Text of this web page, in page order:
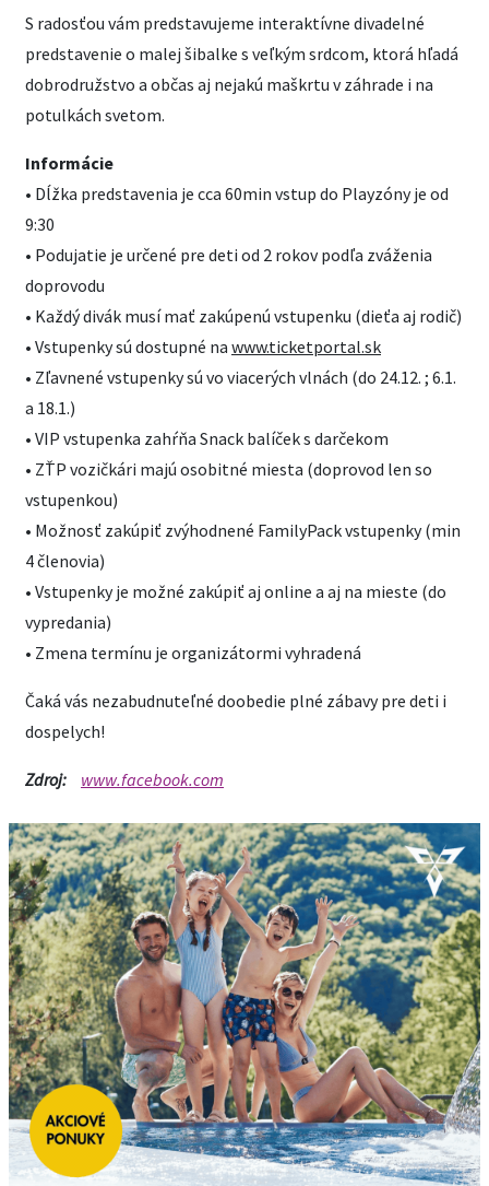
S radosťou vám predstavujeme interaktívne divadelné
predstavenie o malej šibalke s veľkým srdcom, ktorá hľadá
dobrodružstvo a občas aj nejakú maškrtu v záhrade i na
potulkách svetom.
Informácie
• Dĺžka predstavenia je cca 60min vstup do Playzóny je od
9:30
• Podujatie je určené pre deti od 2 rokov podľa zváženia
doprovodu
• Každý divák musí mať zakúpenú vstupenku (dieťa aj rodič)
• Vstupenky sú dostupné na www.ticketportal.sk
• Zľavnené vstupenky sú vo viacerých vlnách (do 24.12. ; 6.1.
a 18.1.)
• VIP vstupenka zahŕňa Snack balíček s darčekom
• ZŤP vozičkári majú osobitné miesta (doprovod len so
vstupenkou)
• Možnosť zakúpiť zvýhodnené FamilyPack vstupenky (min
4 členovia)
• Vstupenky je možné zakúpiť aj online a aj na mieste (do
vypredania)
• Zmena termínu je organizátormi vyhradená
Čaká vás nezabudnuteľné doobedie plné zábavy pre deti i
dospelych!
Zdroj: www.facebook.com